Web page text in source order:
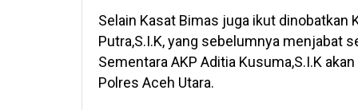
Selain Kasat Bimas juga ikut dinobatkan
Putra,S.I.K, yang sebelumnya menjabat
Sementara AKP Aditia Kusuma,S.I.K
Polres Aceh Utara.